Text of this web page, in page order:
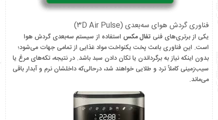
فناوری گردش هوای سه‌بعدی (۳D Air Pulse)
یکی از برتری‌های فنی تفال مکس استفاده از سیستم سه‌بعدی گردش هوا
است. این فناوری باعث پخت یکنواخت مواد غذایی از تمامی جهات می‌شود؛
بدون اینکه نیاز به برگرداندن یا تکان دادن سبد باشد. در نتیجه، تکه‌های مرغ یا
سیب‌زمینی کاملاً ترد و طلایی خواهند شد، درحالی‌که داخلشان نرم و آبدار باقی
می‌ماند.